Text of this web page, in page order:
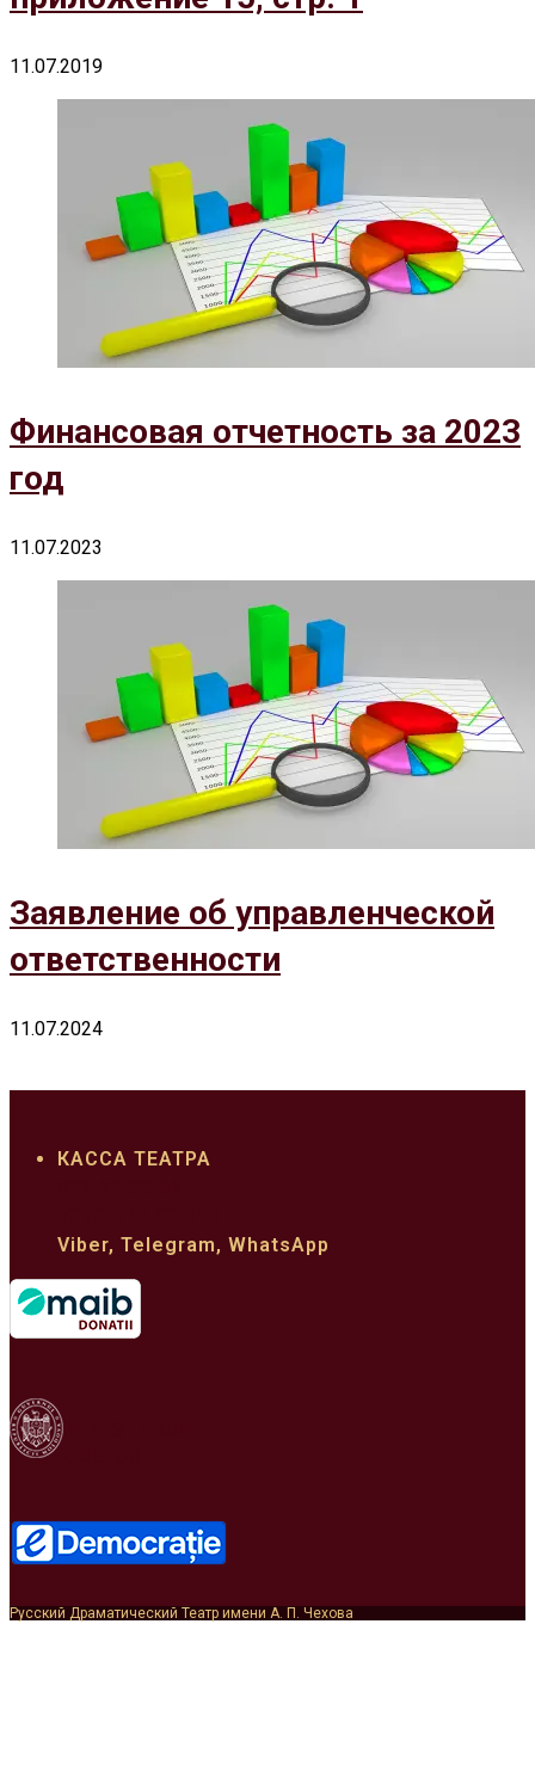
11.07.2019
Финансовая отчетность за 2023
год
11.07.2023
Заявление об управленческой
ответственности
11.07.2024
КАССА ТЕАТРА
Viber, Telegram, WhatsApp
Русский Драматический Театр имени А. П. Чехова